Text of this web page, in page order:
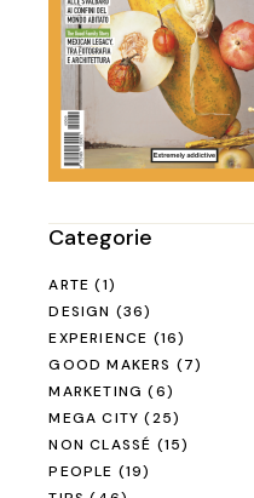
Categorie
ARTE (1)
DESIGN (36)
EXPERIENCE (16)
GOOD MAKERS (7)
MARKETING (6)
MEGA CITY (25)
NON CLASSÉ (15)
PEOPLE (19)